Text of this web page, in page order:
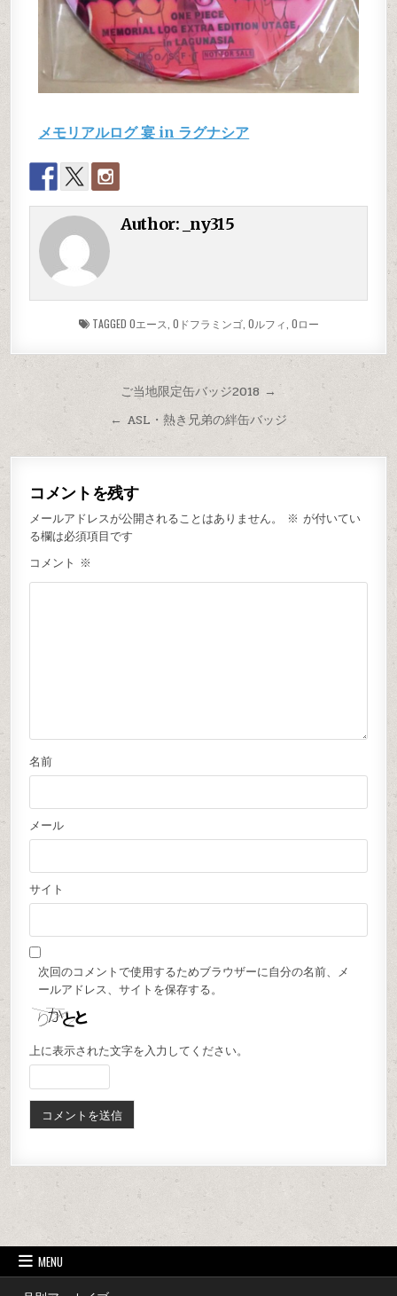
メモリアルログ 宴 in ラグナシア
Author: _ny315
TAGGED Oエース Oドフラミンゴ, Oルフィ Oロー
ご当地限定缶バッジ2018 →
← ASL・熱き兄弟の絆缶バッジ
コメントを残す
メールアドレスが公開されることはありません。 ※ が付いてい
る欄は必須項目です
コメント ※
名前
メール
サイト
次回のコメントで使用するためブラウザーに自分の名前、メ
ールアドレス、サイトを保存する。
上に表示された文字を入力してください。
MENU